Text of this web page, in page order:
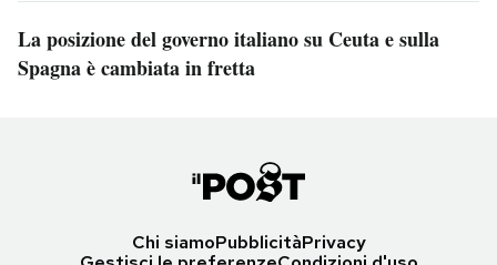
La posizione del governo italiano su Ceuta e sulla
Spagna è cambiata in fretta
Chi siamoPubblicitàPrivacy